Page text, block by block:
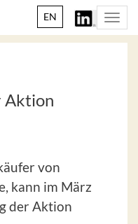
EN
Aktion
von
kann im März
der Aktion